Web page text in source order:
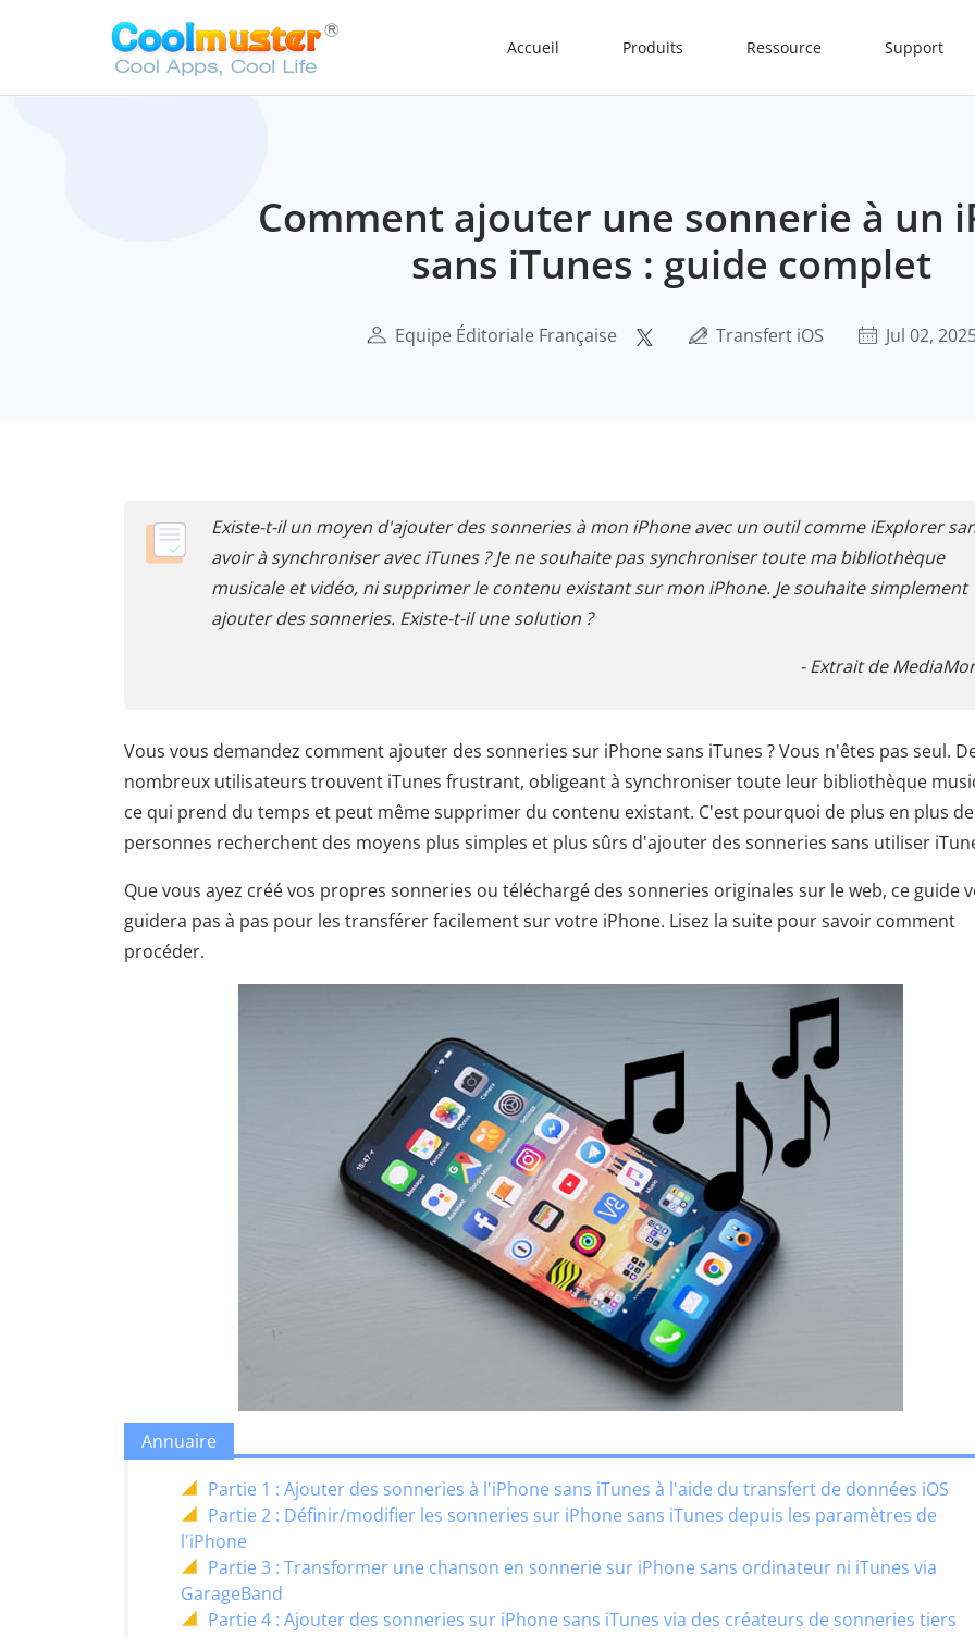
Accueil Produits Ressource Support
Comment ajouter une sonnerie à un
sans iTunes : guide complet
Equipe Éditoriale Française Transfert iOS Jul 02,
Existe-t-il un moyen d'ajouter des sonneries à mon iPhone avec un outil comme iExplorer
avoir à synchroniser avec iTunes ? Je ne souhaite pas synchroniser toute ma bibliothèque
musicale et vidéo, ni supprimer le contenu existant sur mon iPhone. Je souhaite simplement
ajouter des sonneries. Existe-t-il une solution ?
- Extrait de
Vous vous demandez comment ajouter des sonneries sur iPhone sans iTunes ? Vous n'êtes pas seul.
nombreux utilisateurs trouvent iTunes frustrant, obligeant à synchroniser toute leur bibliothèque
ce qui prend du temps et peut même supprimer du contenu existant. C'est pourquoi de plus en plus de
personnes recherchent des moyens plus simples et plus sûrs d'ajouter des sonneries sans utiliser
Que vous ayez créé vos propres sonneries ou téléchargé des sonneries originales sur le web, ce guide
guidera pas à pas pour les transférer facilement sur votre iPhone. Lisez la suite pour savoir comment
procéder.
Annuaire
Partie 1 : Ajouter des sonneries à l'iPhone sans iTunes à l'aide du transfert de données iOS
Partie 2 : Définir/modifier les sonneries sur iPhone sans iTunes depuis les paramètres de
l'iPhone
Partie 3 : Transformer une chanson en sonnerie sur iPhone sans ordinateur ni iTunes via
GarageBand
Partie 4 : Ajouter des sonneries sur iPhone sans iTunes via des créateurs de sonneries tiers